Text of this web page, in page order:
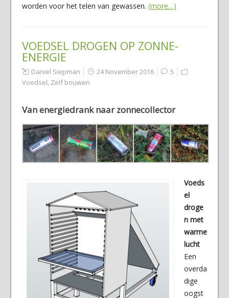
worden voor het telen van gewassen. (more…)
VOEDSEL DROGEN OP ZONNE-
ENERGIE
Daniel Siepman 24 November 2016
5
Voedsel, Zelf bouwen
Van energiedrank naar zonnecollector
Voeds
el
droge
n met
warme
lucht
Een
overda
dige
oogst